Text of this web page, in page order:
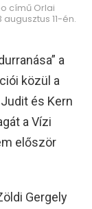
című Orlai
11-én.
a
közül a
és Kern
a Vízi
először
Gergely